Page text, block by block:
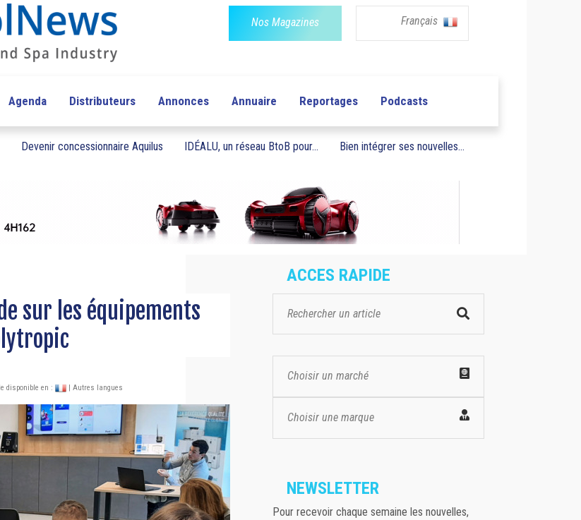
Nos Magazines Français
Agenda Distributeurs Annonces Annuaire Reportages Podcasts
Devenir concessionnaire Aquilus IDÉALU, un réseau BtoB pour... Bien intégrer ses nouvelles...
sur les équipements
disponible en : | Autres langues
ACCES RAPIDE
Choisir un marché
Choisir une marque
NEWSLETTER
Pour recevoir chaque semaine les nouvelles,